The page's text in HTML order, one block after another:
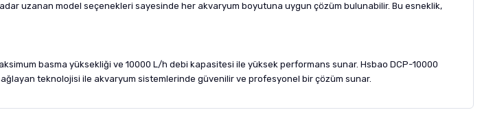
uzanan model seçenekleri sayesinde her akvaryum boyutuna uygun çözüm bulunabilir. Bu esneklik,
basma yüksekliği ve 10000 L/h debi kapasitesi ile yüksek performans sunar. Hsbao DCP-10000
teknolojisi ile akvaryum sistemlerinde güvenilir ve profesyonel bir çözüm sunar.